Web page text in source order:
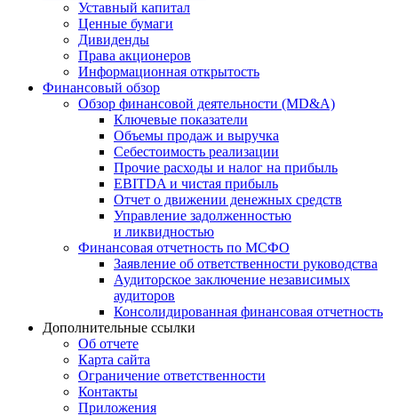
Уставный капитал
Ценные бумаги
Дивиденды
Права акционеров
Информационная открытость
Финансовый обзор
Обзор финансовой деятельности (MD&A)
Ключевые показатели
Объемы продаж и выручка
Себестоимость реализации
Прочие расходы и налог на прибыль
EBITDA и чистая прибыль
Отчет о движении денежных средств
Управление задолженностью
и ликвидностью
Финансовая отчетность по МСФО
Заявление об ответственности руководства
Аудиторское заключение независимых
аудиторов
Консолидированная финансовая отчетность
Дополнительные ссылки
Об отчете
Карта сайта
Ограничение ответственности
Контакты
Приложения